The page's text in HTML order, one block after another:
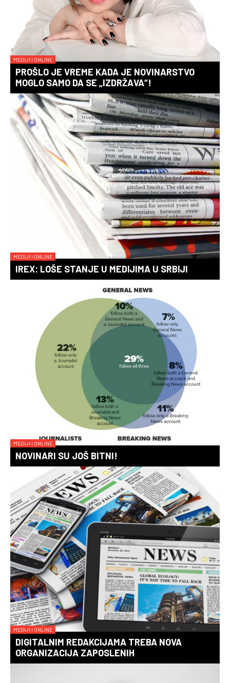
MEDIJI I ONLINE
PROŠLO JE VREME KADA JE NOVINARSTVO
MOGLO SAMO DA SE „IZDRŽAVA“!
MEDIJI I ONLINE
IREX: LOŠE STANJE U MEDIJIMA U SRBIJI
MEDIJI I ONLINE
NOVINARI SU JOŠ BITNI!
MEDIJI I ONLINE
DIGITALNIM REDAKCIJAMA TREBA NOVA
ORGANIZACIJA ZAPOSLENIH